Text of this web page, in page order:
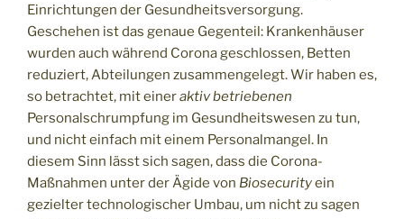
Einrichtungen der Gesundheitsversorgung.
Geschehen ist das genaue Gegenteil: Krankenhäuser
wurden auch während Corona geschlossen, Betten
reduziert, Abteilungen zusammengelegt. Wir haben es,
so betrachtet, mit eineraktiv betriebenen
Personalschrumpfung im Gesundheitswesen zu tun,
und nicht einfach mit einem Personalmangel. In
diesem Sinn lässt sich sagen, dass die Corona-
Maßnahmen unter der Ägide von Biosecurityein
gezielter technologischer Umbau, um nicht zu sagen